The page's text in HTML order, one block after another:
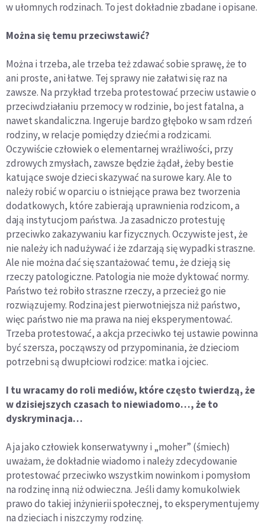
w ułomnych rodzinach. To jest dokładnie zbadane i opisane.
Można się temu przeciwstawić?
Można i trzeba, ale trzeba też zdawać sobie sprawę, że to
ani proste, ani łatwe. Tej sprawy nie załatwi się raz na
zawsze. Na przykład trzeba protestować przeciw ustawie o
przeciwdziałaniu przemocy w rodzinie, bo jest fatalna, a
nawet skandaliczna. Ingeruje bardzo głęboko w sam rdzeń
rodziny, w relacje pomiędzy dziećmi a rodzicami.
Oczywiście człowiek o elementarnej wrażliwości, przy
zdrowych zmysłach, zawsze będzie żądał, żeby bestie
katujące swoje dzieci skazywać na surowe kary. Ale to
należy robić w oparciu o istniejące prawa bez tworzenia
dodatkowych, które zabierają uprawnienia rodzicom, a
dają instytucjom państwa. Ja zasadniczo protestuję
przeciwko zakazywaniu kar fizycznych. Oczywiste jest, że
nie należy ich nadużywać i że zdarzają się wypadki straszne.
Ale nie można dać się szantażować temu, że dzieją się
rzeczy patologiczne. Patologia nie może dyktować normy.
Państwo też robiło straszne rzeczy, a przecież go nie
rozwiązujemy. Rodzina jest pierwotniejsza niż państwo,
więc państwo nie ma prawa na niej eksperymentować.
Trzeba protestować, a akcja przeciwko tej ustawie powinna
być szersza, począwszy od przypominania, że dzieciom
potrzebni są dwupłciowi rodzice: matka i ojciec.
I tu wracamy do roli mediów, które często twierdzą, że
w dzisiejszych czasach to niewiadomo…, że to
dyskryminacja…
A ja jako człowiek konserwatywny i „moher” (śmiech)
uważam, że dokładnie wiadomo i należy zdecydowanie
protestować przeciwko wszystkim nowinkom i pomysłom
na rodzinę inną niż odwieczna. Jeśli damy komukolwiek
prawo do takiej inżynierii społecznej, to eksperymentujemy
na dzieciach i niszczymy rodzinę.